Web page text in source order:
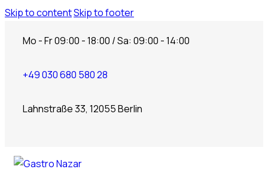
Skip to contentSkip to footer
Mo - Fr 09:00 - 18:00 / Sa: 09:00 - 14:00
+49 030 680 580 28
Lahnstraße 33, 12055 Berlin